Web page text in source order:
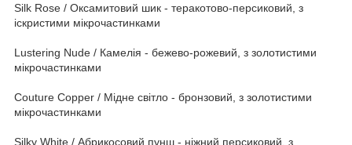
Silk Rose / Оксамитовий шик - теракотово-персиковий, з
іскристими мікрочастинками
Lustering Nude / Камелія - бежево-рожевий, з золотистими
мікрочастинками
Couture Copper / Мідне світло - бронзовий, з золотистими
мікрочастинками
Silky White / Абрикосовий пунш - ніжний персиковий, з